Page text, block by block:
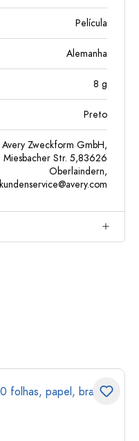
Película
Alemanha
8 g
Preto
Avery Zweckform GmbH,
Miesbacher Str. 5,83626
Oberlaindern,
kundenservice@avery.com